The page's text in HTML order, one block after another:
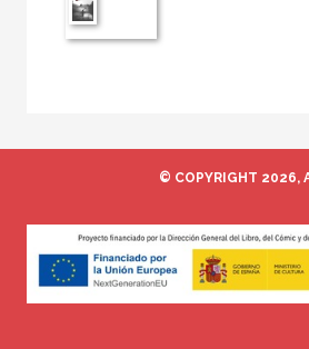
© COPYRIGHT 2026,